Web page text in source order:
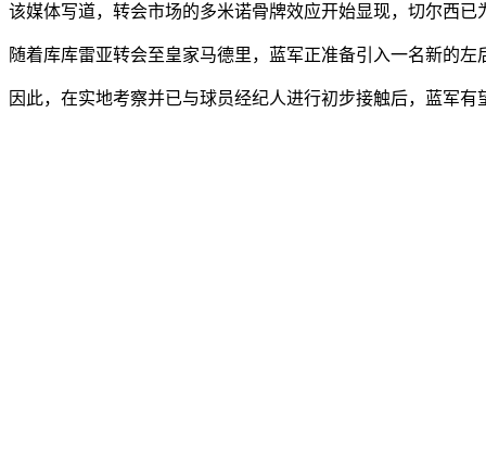
该媒体写道，转会市场的多米诺骨牌效应开始显现，切尔西
随着库库雷亚转会至皇家马德里，蓝军正准备引入一名新的
因此，在实地考察并已与球员经纪人进行初步接触后，蓝军